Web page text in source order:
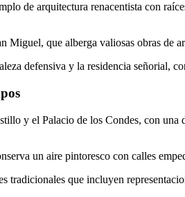
de arquitectura renacentista con
que alberga valiosas obras de
defensiva y la residencia señorial,
y el Palacio de los Condes, con
un aire pintoresco con calles
tradicionales que incluyen